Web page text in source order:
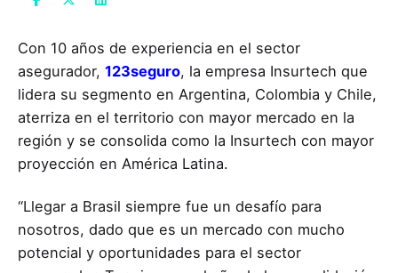
Con 10 años de experiencia en el sector
asegurador, 123seguro, la empresa Insurtech que
lidera su segmento en Argentina, Colombia y Chile,
aterriza en el territorio con mayor mercado en la
región y se consolida como la Insurtech con mayor
proyección en América Latina.
“Llegar a Brasil siempre fue un desafío para
nosotros, dado que es un mercado con mucho
potencial y oportunidades para el sector